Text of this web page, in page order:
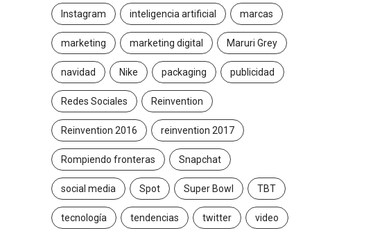
Instagram inteligencia artificial marcas
marketing marketing digital Maruri Grey
navidad Nike packaging publicidad
Redes Sociales Reinvention
Reinvention 2016 reinvention 2017
Rompiendo fronteras Snapchat
social media Spot Super Bowl TBT
tecnología tendencias twitter video